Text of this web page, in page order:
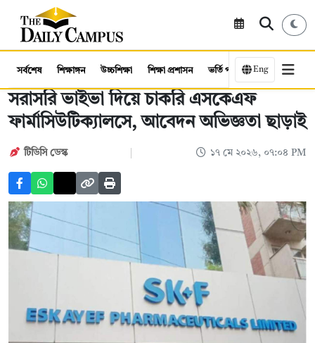
সর্বশেষ শিক্ষাঙ্গন উচ্চশিক্ষা শিক্ষা প্রশাসন ভর্তি পরীক্ষা কর্মসংস্থান
Eng
সরাসরি ভাইভা দিয়ে চাকরি এসকেএফ
ফার্মাসিউটিক্যালসে, আবেদন অভিজ্ঞতা ছাড়াই
টিডিসি ডেস্ক ১৭ মে ২০২৬, ০৭:০৪ PM